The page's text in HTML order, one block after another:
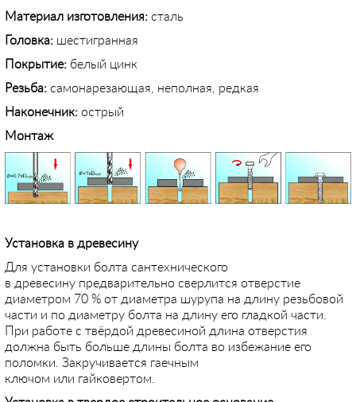
Материал изготовления: сталь
Головка: шестигранная
Покрытие: белый цинк
Резьба: самонарезающая, неполная, редкая
Наконечник: острый
Монтаж
Установка в древесину
Для установки болта сантехнического
в древесину предварительно сверлится отверстие
диаметром 70 % от диаметра шурупа на длину резьбовой
части и по диаметру болта на длину его гладкой части.
При работе с твёрдой древесиной длина отверстия
должна быть больше длины болта во избежание его
поломки. Закручивается гаечным
ключом или гайковертом.